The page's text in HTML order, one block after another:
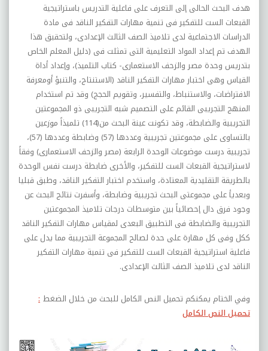
هدف البحث الحالى إلى التعرف على فاعلية التدريس باستراتيجية
القبعات الست للتفکير فى تنمية مهارات التفکير الناقد فى مادة
الدراسات الاجتماعية لدى تلاميذ الصف الثالث الإعدادى، ولتحقبق هذا
الهدف تم إعداد المواد التعليمية التى تمثلت فى (دليل المعلم الخاص
بتدريس وحدة مصر والزحف الاستعمارى- کتاب التلميذ)، وإعداد أداة
القياس وهى اختبار مهارات التفکير الناقد (الاستنتاج، والتنبؤ أومعرفة
الافتراضات، والاستنباط، والتفسير، وتقويم الحجج) وقد تم استخدام
المنهج التجريبى القائم على التصميم شبه التجريبى ذو المجموعتين
التجريبية والضابطة، وقد تکونت عينة البحث من(114) تلميذاً موزعين
بالتساوى على مجموعتين تجريبية وعددها (57) وضابطة وعددها (57)،
تجريبية درست موضوعات الوحدة الرابعة (مصر والزحف الاستعمارى) وفقاً
لاستراتيجية القبعات الست للتفکير، والأخرى ضابطة درست نفس الوحدة
بالطريقة التقليدية المعتادة، واستخدم اختبار التفکير الناقد، وطبق قبليا
وبعديأ على مجموعتى البحث تجريبية وضابطة، وأسفرت نتائج البحث عن
وجود فرق دال إحصائياً بين متوسطات درجات تلاميذ المجموعتين
التجريبية والضابطة فى التطبيق البعدى لمقياس مهارات التفکير الناقد
ککل وفى کل مهارة على حدة لصالح المجموعة التجريبية مما يدل على
فاعلية استراتيجية القبعات الست للتفکير فى تنمية مهارات التفکير
الناقد لدى تلاميذ الصف الثالث الإعدادى.
وفي الختام يمكنكم تحميل النص الكامل للبحث من خلال الضغط :
تحميل النص الكامل